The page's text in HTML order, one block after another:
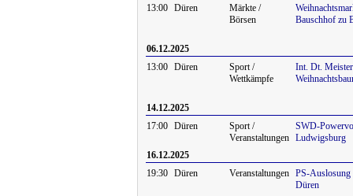
13:00 Düren
Märkte /
Börsen
Bauschhof zu
06.12.2025
13:00 Düren
Sport /
Wettkämpfe
Int. Dt.
14.12.2025
17:00 Düren
Sport /
Veranstaltungen
SWD-
Ludwigsburg
16.12.2025
19:30 Düren Veranstaltungen PS-Auslosung
Düren